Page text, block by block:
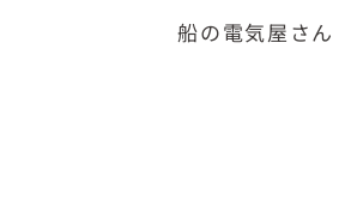
船の電気屋さん